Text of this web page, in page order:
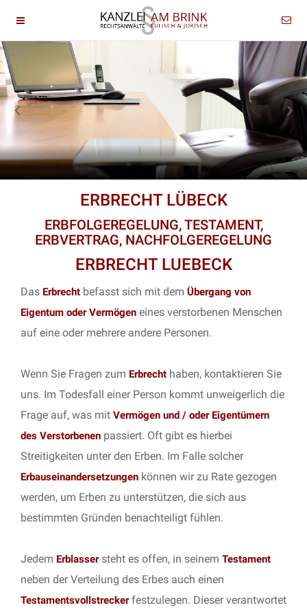
ERBRECHT LÜBECK
ERBFOLGEREGELUNG, TESTAMENT,
ERBVERTRAG, NACHFOLGEREGELUNG
ERBRECHT LUEBECK
Das Erbrecht befasst sich mit dem Übergang von
Eigentum oder Vermögen eines verstorbenen Menschen
auf eine oder mehrere andere Personen.
Wenn Sie Fragen zum Erbrecht haben, kontaktieren Sie
uns. Im Todesfall einer Person kommt unweigerlich die
Frage auf, was mit Vermögen und / oder Eigentümern
des Verstorbenen passiert. Oft gibt es hierbei
Streitigkeiten unter den Erben. Im Falle solcher
Erbauseinandersetzungen können wir zu Rate gezogen
werden, um Erben zu unterstützen, die sich aus
bestimmten Gründen benachteiligt fühlen.
Jedem Erblassersteht es offen, in seinem Testament
neben der Verteilung des Erbes auch einen
Testamentsvollstreckerfestzulegen. Dieser verantwortet